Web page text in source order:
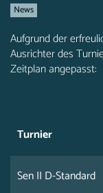
News
Aufgrund der
Ausrichter des
Zeitplan angepasst:
Turnier
Sen II D-Standard